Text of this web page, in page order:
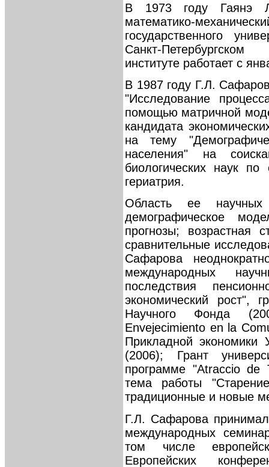
В 1973 году Гаянэ
математико-
государственного
Санкт-
институте работает с
В 1987 году Г.Л.
"Исследование
помощью матричной
кандидата
на тему
населения" на
биологических наук по
гериатрия.
Область ее
демографическое
прогнозы; возрастная
сравнительные
Сафарова
международных
последствия
экономический рост",
Научного Фонда
Envejecimiento en la
Прикладной экономики
(2006); Грант
программе "Atraccio de
тема работы
традиционные и новые
Г.Л. Сафарова
международных
том числе
Европейских